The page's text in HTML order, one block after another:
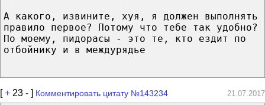
А какого, извините, хуя, я должен выполнять
правило первое? Потому что тебе так удобно?
По моему, пидорасы - это те, кто ездит по
отбойнику и в междурядье
[+ 23 - ] Комментировать цитату №143234 21.07.2017